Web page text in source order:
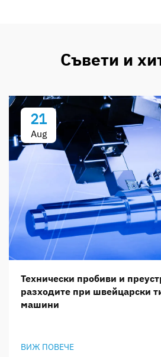
Съвети и
21
Aug
Технически пробиви и
разходите при швейцарски
машини
ВИЖ ПОВЕЧЕ